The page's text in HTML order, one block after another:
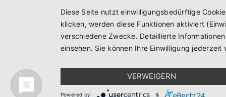
Diese Seite nutzt einwilligungsbedürftige
klicken, werden diese Funktionen aktiviert
verschiedene Zwecke. Detaillierte
einsehen. Sie können Ihre Einwilligung jederzeit
VERWEIGERN
Powered by &